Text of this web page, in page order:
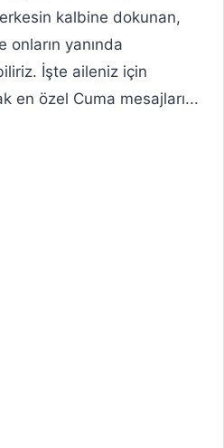
kalbine dokunan,
onların yanında
İşte aileniz için
en özel Cuma mesajları...